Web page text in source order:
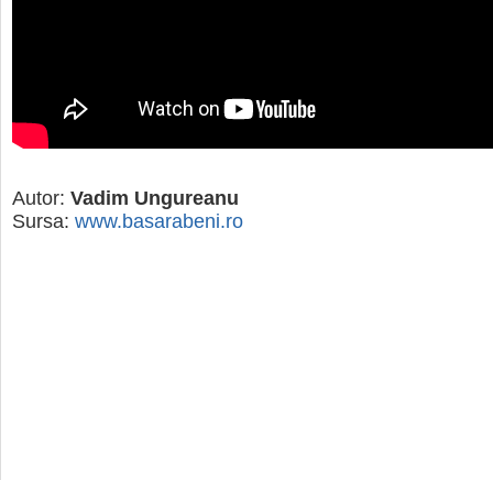
Autor: Vadim Ungureanu
Sursa: www.basarabeni.ro